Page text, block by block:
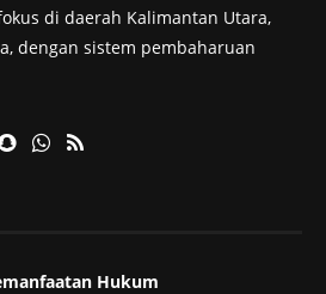
di daerah Kalimantan Utara,
dengan sistem pembaharuan
Hukum